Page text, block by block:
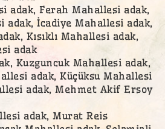
adak, Ferah Mahallesi adak,
adak, İcadiye Mahallesi adak,
Kısıklı Mahallesi adak,
adak
Kuzguncuk Mahallesi adak,
adak, Küçüksu Mahallesi
adak, Mehmet Akif Ersoy
adak, Murat Reis